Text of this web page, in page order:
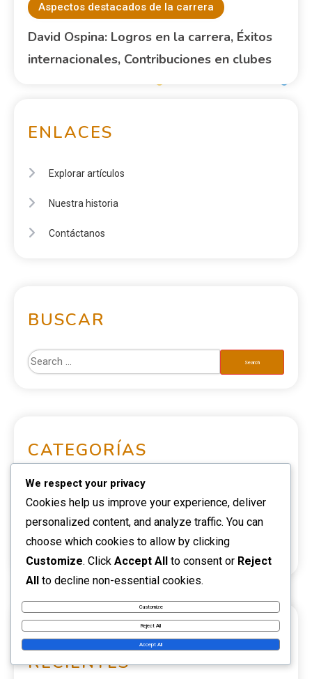
Aspectos destacados de la carrera
David Ospina: Logros en la carrera, Éxitos
internacionales, Contribuciones en clubes
ENLACES
Explorar artículos
Nuestra historia
Contáctanos
BUSCAR
CATEGORÍAS
Aspectos destacados de la carrera
Biografías de Jugadores
PUBLICACIONES
RECIENTES
We respect your privacy
Cookies help us improve your experience, deliver
personalized content, and analyze traffic. You can
choose which cookies to allow by clicking
Customize. Click Accept All to consent or Reject
All to decline non-essential cookies.
Customize
Reject All
Accept All